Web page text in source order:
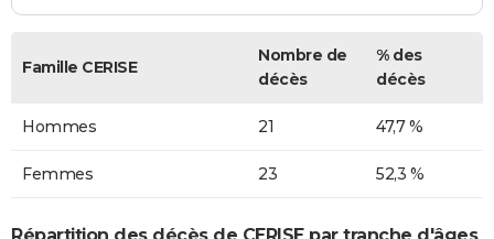
Famille CERISE
Nombre de
décès
% des
décès
Hommes 21 47,7 %
Femmes 23 52,3 %
Répartition des décès de CERISE par tranche d'âges